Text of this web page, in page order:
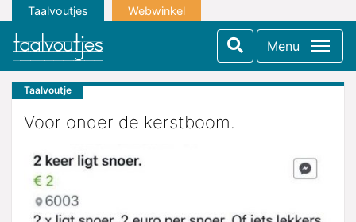
Taalvoutjes Webwinkel
Menu
Taalvoutje
Voor onder de kerstboom.